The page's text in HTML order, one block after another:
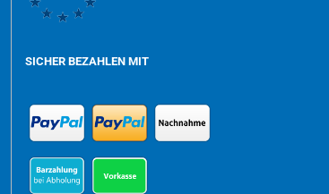
SICHER BEZAHLEN MIT